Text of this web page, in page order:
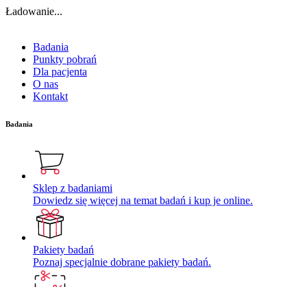
Ładowanie...
Badania
Punkty pobrań
Dla pacjenta
O nas
Kontakt
Badania
Sklep z badaniami
Dowiedz się więcej na temat badań i kup je online.
Pakiety badań
Poznaj specjalnie dobrane pakiety badań.